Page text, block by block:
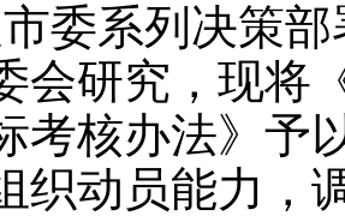
委系列决策
会研究，现将
考核办法》予
织动员能力，